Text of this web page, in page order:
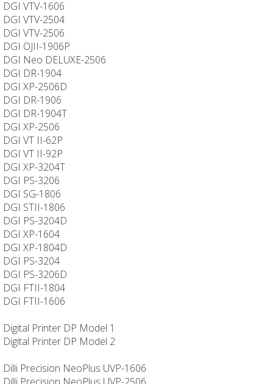
DGI VTV-1606
DGI VTV-2504
DGI VTV-2506
DGI OJII-1906P
DGI Neo DELUXE-2506
DGI DR-1904
DGI XP-2506D
DGI DR-1906
DGI DR-1904T
DGI XP-2506
DGI VT II-62P
DGI VT II-92P
DGI XP-3204T
DGI PS-3206
DGI SG-1806
DGI STII-1806
DGI PS-3204D
DGI XP-1604
DGI XP-1804D
DGI PS-3204
DGI PS-3206D
DGI FTII-1804
DGI FTII-1606
Digital Printer DP Model 1
Digital Printer DP Model 2
Dilli Precision NeoPlus UVP-1606